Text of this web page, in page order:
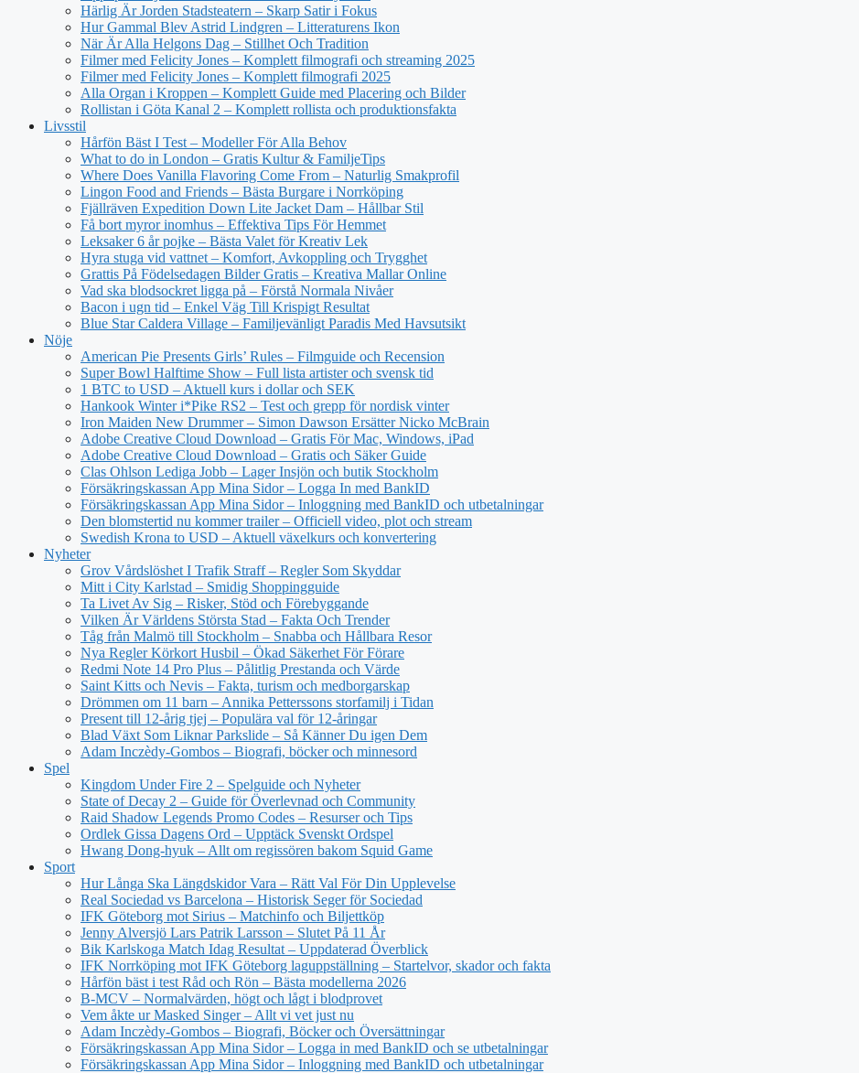
Härlig Är Jorden Stadsteatern – Skarp Satir i Fokus
Hur Gammal Blev Astrid Lindgren – Litteraturens Ikon
När Är Alla Helgons Dag – Stillhet Och Tradition
Filmer med Felicity Jones – Komplett filmografi och streaming 2025
Filmer med Felicity Jones – Komplett filmografi 2025
Alla Organ i Kroppen – Komplett Guide med Placering och Bilder
Rollistan i Göta Kanal 2 – Komplett rollista och produktionsfakta
Livsstil
Hårfön Bäst I Test – Modeller För Alla Behov
What to do in London – Gratis Kultur & FamiljeTips
Where Does Vanilla Flavoring Come From – Naturlig Smakprofil
Lingon Food and Friends – Bästa Burgare i Norrköping
Fjällräven Expedition Down Lite Jacket Dam – Hållbar Stil
Få bort myror inomhus – Effektiva Tips För Hemmet
Leksaker 6 år pojke – Bästa Valet för Kreativ Lek
Hyra stuga vid vattnet – Komfort, Avkoppling och Trygghet
Grattis På Födelsedagen Bilder Gratis – Kreativa Mallar Online
Vad ska blodsockret ligga på – Förstå Normala Nivåer
Bacon i ugn tid – Enkel Väg Till Krispigt Resultat
Blue Star Caldera Village – Familjevänligt Paradis Med Havsutsikt
Nöje
American Pie Presents Girls’ Rules – Filmguide och Recension
Super Bowl Halftime Show – Full lista artister och svensk tid
1 BTC to USD – Aktuell kurs i dollar och SEK
Hankook Winter i*Pike RS2 – Test och grepp för nordisk vinter
Iron Maiden New Drummer – Simon Dawson Ersätter Nicko McBrain
Adobe Creative Cloud Download – Gratis För Mac, Windows, iPad
Adobe Creative Cloud Download – Gratis och Säker Guide
Clas Ohlson Lediga Jobb – Lager Insjön och butik Stockholm
Försäkringskassan App Mina Sidor – Logga In med BankID
Försäkringskassan App Mina Sidor – Inloggning med BankID och utbetalningar
Den blomstertid nu kommer trailer – Officiell video, plot och stream
Swedish Krona to USD – Aktuell växelkurs och konvertering
Nyheter
Grov Vårdslöshet I Trafik Straff – Regler Som Skyddar
Mitt i City Karlstad – Smidig Shoppingguide
Ta Livet Av Sig – Risker, Stöd och Förebyggande
Vilken Är Världens Största Stad – Fakta Och Trender
Tåg från Malmö till Stockholm – Snabba och Hållbara Resor
Nya Regler Körkort Husbil – Ökad Säkerhet För Förare
Redmi Note 14 Pro Plus – Pålitlig Prestanda och Värde
Saint Kitts och Nevis – Fakta, turism och medborgarskap
Drömmen om 11 barn – Annika Petterssons storfamilj i Tidan
Present till 12-årig tjej – Populära val för 12-åringar
Blad Växt Som Liknar Parkslide – Så Känner Du igen Dem
Adam Inczèdy-Gombos – Biografi, böcker och minnesord
Spel
Kingdom Under Fire 2 – Spelguide och Nyheter
State of Decay 2 – Guide för Överlevnad och Community
Raid Shadow Legends Promo Codes – Resurser och Tips
Ordlek Gissa Dagens Ord – Upptäck Svenskt Ordspel
Hwang Dong-hyuk – Allt om regissören bakom Squid Game
Sport
Hur Långa Ska Längdskidor Vara – Rätt Val För Din Upplevelse
Real Sociedad vs Barcelona – Historisk Seger för Sociedad
IFK Göteborg mot Sirius – Matchinfo och Biljettköp
Jenny Alversjö Lars Patrik Larsson – Slutet På 11 År
Bik Karlskoga Match Idag Resultat – Uppdaterad Överblick
IFK Norrköping mot IFK Göteborg laguppställning – Startelvor, skador och fakta
Hårfön bäst i test Råd och Rön – Bästa modellerna 2026
B-MCV – Normalvärden, högt och lågt i blodprovet
Vem åkte ur Masked Singer – Allt vi vet just nu
Adam Inczèdy-Gombos – Biografi, Böcker och Översättningar
Försäkringskassan App Mina Sidor – Logga in med BankID och se utbetalningar
Försäkringskassan App Mina Sidor – Inloggning med BankID och utbetalningar